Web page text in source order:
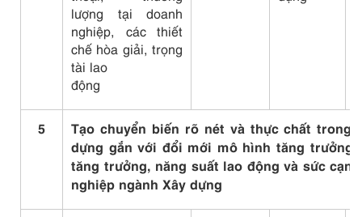
lượng tại doanh
nghiệp, các thiết
chế hòa giải, trọng
tài lao
động
5
Tạo chuyển biến rõ nét và thực chất trong
dựng gắn với đổi mới mô hình tăng trưởng,
tăng trưởng, năng suất lao động và sức
nghiệp ngành Xây dựng